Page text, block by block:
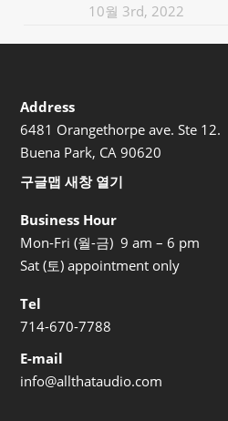
10월 3rd, 2022
Address
6481 Orangethorpe ave. Ste 12.
Buena Park, CA 90620
구글맵 새창 열기
Business Hour
Mon-Fri (월-금) 9 am – 6 pm
Sat (토) appointment only
Tel
714-670-7788
E-mail
info@allthataudio.com